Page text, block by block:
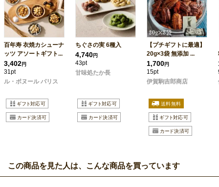
百年寿 衣焼カシューナ
ッツ アソートギフト...
3,402円
31pt
ル・ボヌール パリス
ちぐさの実 6種入
4,740円
43pt
甘味処たか長
【プチギフトに最適】
20g×3袋 無添加 ...
1,700円
15pt
伊賀駒吉郎商店
この商品を見た人は、こんな商品を買っています